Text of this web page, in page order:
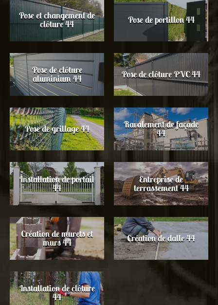
Pose et changement de
clôture 44 Pose de portillon 44
Pose de clôture
aluminium 44 Pose de clôture PVC 44
Pose de grillage 44 Ravalement de façade
44
Installation de portail
44
Entreprise de
terrassement 44
Création de murets et
murs 44 Création de dalle 44
Installation de clôture
44